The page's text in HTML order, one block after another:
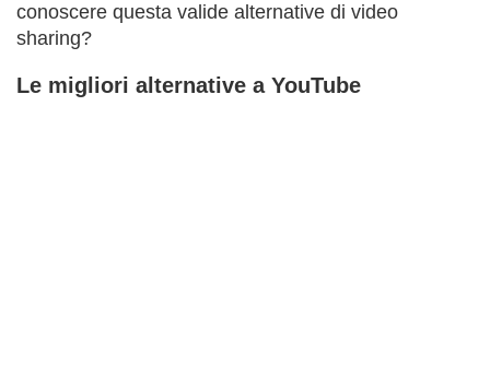
conoscere questa valide alternative di video
sharing?
Le migliori alternative a YouTube